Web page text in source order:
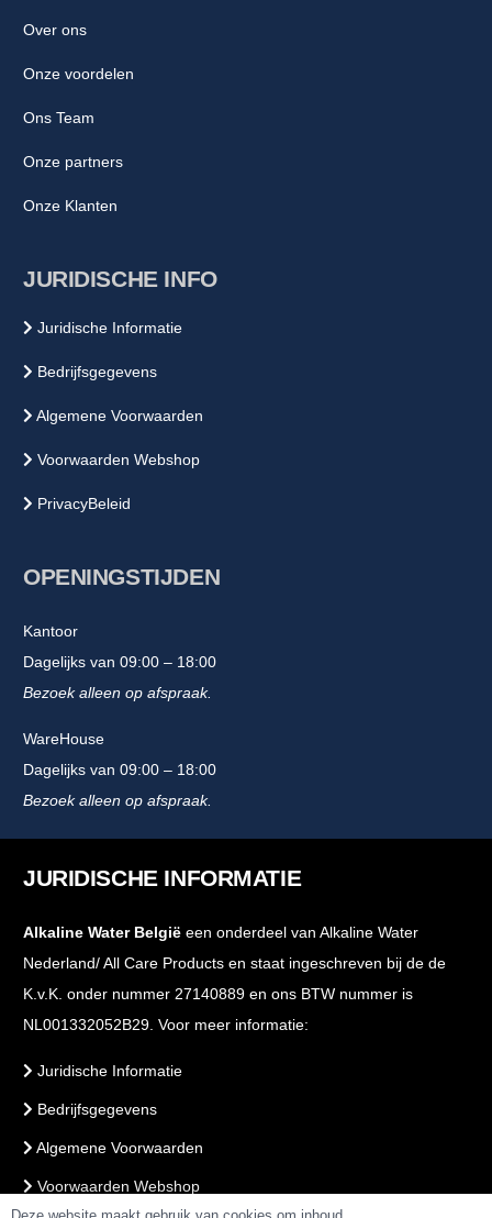
Over ons
Onze voordelen
Ons Team
Onze partners
Onze Klanten
JURIDISCHE INFO
Juridische Informatie
Bedrijfsgegevens
Algemene Voorwaarden
Voorwaarden Webshop
PrivacyBeleid
OPENINGSTIJDEN
Kantoor
Dagelijks van 09:00 – 18:00
Bezoek alleen op afspraak.
WareHouse
Dagelijks van 09:00 – 18:00
Bezoek alleen op afspraak.
JURIDISCHE INFORMATIE
Alkaline Water België een onderdeel van Alkaline Water
Nederland/ All Care Products en staat ingeschreven bij de de
K.v.K. onder nummer 27140889 en ons BTW nummer is
NL001332052B29. Voor meer informatie:
Juridische Informatie
Bedrijfsgegevens
Algemene Voorwaarden
Voorwaarden Webshop